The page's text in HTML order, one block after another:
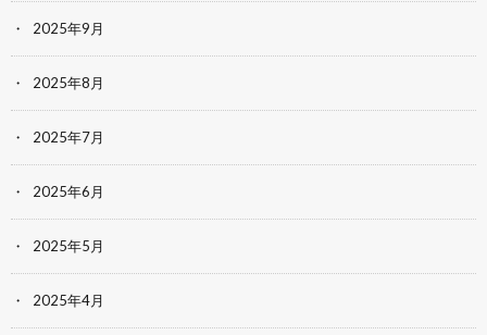
2025年9月
2025年8月
2025年7月
2025年6月
2025年5月
2025年4月